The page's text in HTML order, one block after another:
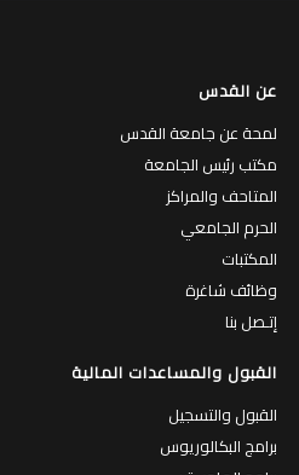
عن القدس
لمحة عن جامعة القدس
مكتب رئيس الجامعة
المتاحف والمراكز
الحرم الجامعي
المكتبات
وظائف شاغرة
إتـصل بنا
القبول والمساعدات المالية
القبول والتسجيل
برامج البكالوريوس